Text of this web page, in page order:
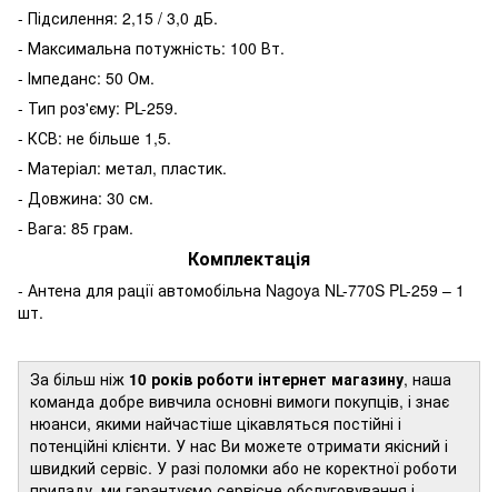
- Підсилення: 2,15 / 3,0 дБ.
- Максимальна потужність: 100 Вт.
- Імпеданс: 50 Ом.
- Тип роз'єму: PL-259.
- КСВ: не більше 1,5.
- Матеріал: метал, пластик.
- Довжина: 30 см.
- Вага: 85 грам.
Комплектація
- Антена для рації автомобільна Nagoya NL-770S PL-259 – 1
шт.
За більш ніж 10 років роботи інтернет магазину, наша
команда добре вивчила основні вимоги покупців, і знає
нюанси, якими найчастіше цікавляться постійні і
потенційні клієнти. У нас Ви можете отримати якісний і
швидкий сервіс. У разі поломки або не коректної роботи